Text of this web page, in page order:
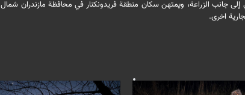
جانب الزراعة، ويمتهن سكان منطقة فريدونكنار في محافظة مازندران شمال
اخرى.